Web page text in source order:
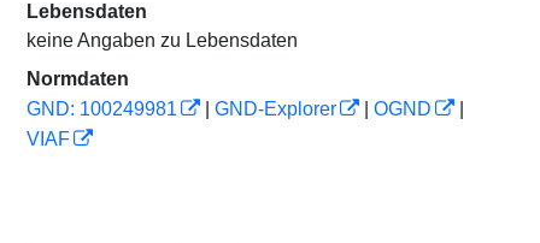
Lebensdaten
keine Angaben zu Lebensdaten
Normdaten
GND: 100249981
GND-Explorer OGND
VIAF